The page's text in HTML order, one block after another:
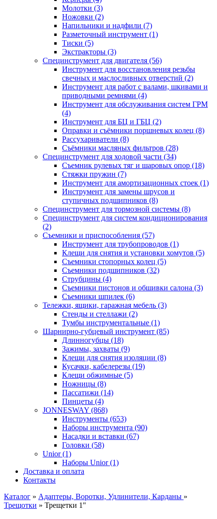
Молотки (3)
Ножовки (2)
Напильники и надфили (7)
Разметочный инструмент (1)
Тиски (5)
Экстракторы (3)
Специнструмент для двигателя (56)
Инструмент для восстановления резьбы
свечных и маслосливных отверстий (2)
Инструмент для работ с валами, шкивами и
приводными ремнями (4)
Инструмент для обслуживания систем ГРМ
(4)
Инструмент для БЦ и ГБЦ (2)
Оправки и съёмники поршневых колец (8)
Рассухариватели (8)
Съёмники масляных фильтров (28)
Специнструмент для ходовой части (34)
Съемник рулевых тяг и шаровых опор (18)
Стяжки пружин (7)
Инструмент для амортизационных стоек (1)
Инструмент для замены шрусов и
ступичных подшипников (8)
Специнструмент для тормозной системы (8)
Специнструмент для систем кондиционирования
(2)
Съемники и приспособления (57)
Инструмент для трубопроводов (1)
Клещи для снятия и установки хомутов (5)
Съемники стопорных колец (5)
Съемники подшипников (32)
Струбцины (4)
Съемники пистонов и обшивки салона (3)
Съемники шпилек (6)
Тележки, ящики, гаражная мебель (3)
Cтенды и стеллажи (2)
Тумбы инструментальные (1)
Шарнирно-губцевый инструмент (85)
Длинногубцы (18)
Зажимы, захваты (9)
Клещи для снятия изоляции (8)
Кусачки, кабелерезы (19)
Клещи обжимные (5)
Ножницы (8)
Пассатижи (14)
Пинцеты (4)
JONNESWAY (868)
Инструменты (653)
Наборы инструмента (90)
Насадки и вставки (67)
Головки (58)
Unior (1)
Наборы Unior (1)
Доставка и оплата
Контакты
Каталог » Адаптеры, Воротки, Удлинители, Карданы »
Трещотки » Трещетки 1"